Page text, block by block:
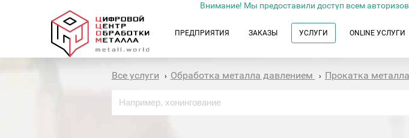
Внимание! Мы предоставили доступ всем
ПРЕДПРИЯТИЯ ЗАКАЗЫ УСЛУГИ ONLINE УСЛУГИ
Все услуги › Обработка металла давлением › Прокатка металла